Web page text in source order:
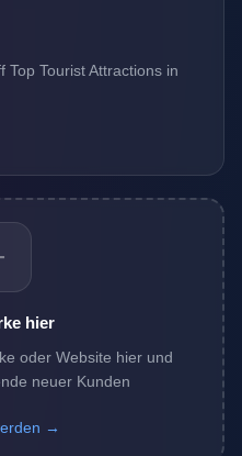
Top Tourist Attractions in
hier
oder Website hier und
neuer Kunden
→